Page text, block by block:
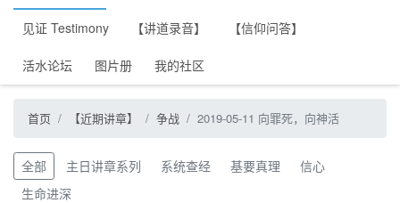
见证 Testimony 【讲道录音】 【信仰问答】
活水论坛 图片册 我的社区
首页 【近期讲章】 争战 2019-05-11 向罪死，向神活
全部 主日讲章系列 系统查经 基要真理
信心
生命进深